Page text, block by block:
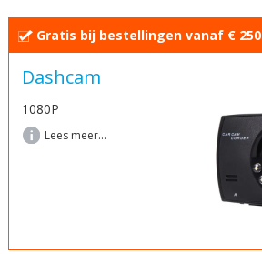
gallerij
Gratis bij bestellingen vanaf € 250
Dashcam
1080P
Lees meer...